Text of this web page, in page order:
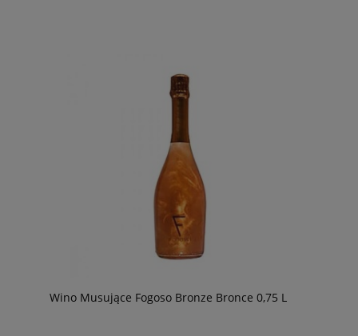
Wino Musujące Fogoso Bronze Bronce 0,75 L